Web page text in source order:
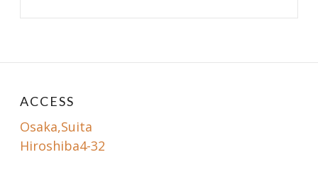
ACCESS
Osaka,Suita
Hiroshiba4-32